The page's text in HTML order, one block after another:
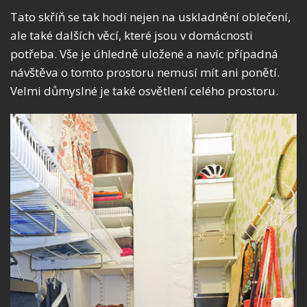
Tato skříň se tak hodí nejen na uskladnění oblečení,
ale také dalších věcí, které jsou v domácnosti
potřeba. Vše je úhledně uložené a navíc případná
návštěva o tomto prostoru nemusí mít ani ponětí.
Velmi důmyslné je také osvětlení celého prostoru.